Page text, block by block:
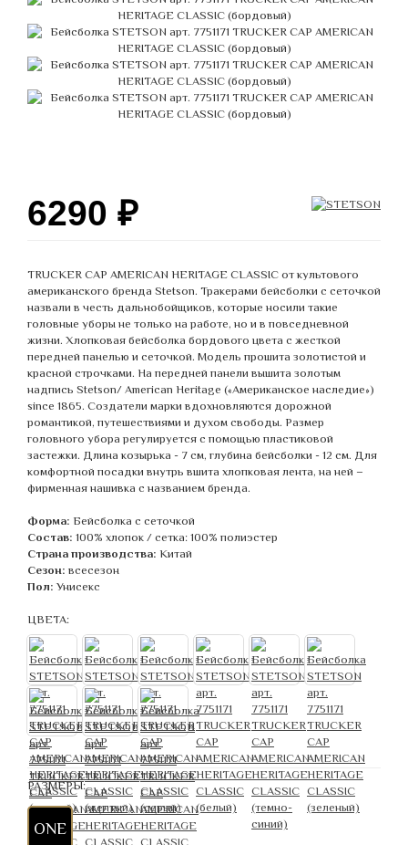
6290 ₽
TRUCKER CAP AMERICAN HERITAGE CLASSIC от культового
американского бренда Stetson. Тракерами бейсболки с сеточкой
назвали в честь дальнобойщиков, которые носили такие
головные уборы не только на работе, но и в повседневной
жизни. Хлопковая бейсболка бордового цвета с жесткой
передней панелью и сеточкой. Модель прошита золотистой и
красной строчками. На передней панели вышита золотым
надпись Stetson/ American Heritage («Американское наследие»)
since 1865. Создатели марки вдохновляются дорожной
романтикой, путешествиями и духом свободы. Размер
головного убора регулируется с помощью пластиковой
застежки. Длина козырька - 7 см, глубина бейсболки - 12 см. Для
комфортной посадки внутрь вшита хлопковая лента, на ней –
фирменная нашивка с названием бренда.
Форма: Бейсболка с сеточкой
Состав: 100% хлопок / сетка: 100% полиэстер
Страна производства: Китай
Сезон: всесезон
Пол: Унисекс
ЦВЕТА:
РАЗМЕРЫ:
ONE